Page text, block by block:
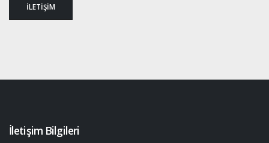
İLETİŞİM
İletişim Bilgileri